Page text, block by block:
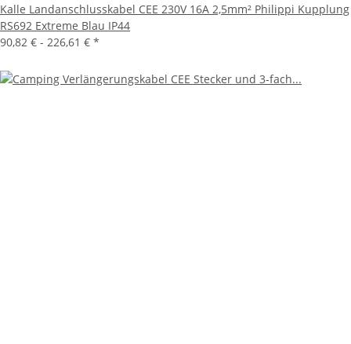
Kalle Landanschlusskabel CEE 230V 16A 2,5mm² Philippi Kupplung
RS692 Extreme Blau IP44
90,82 € - 226,61 € *